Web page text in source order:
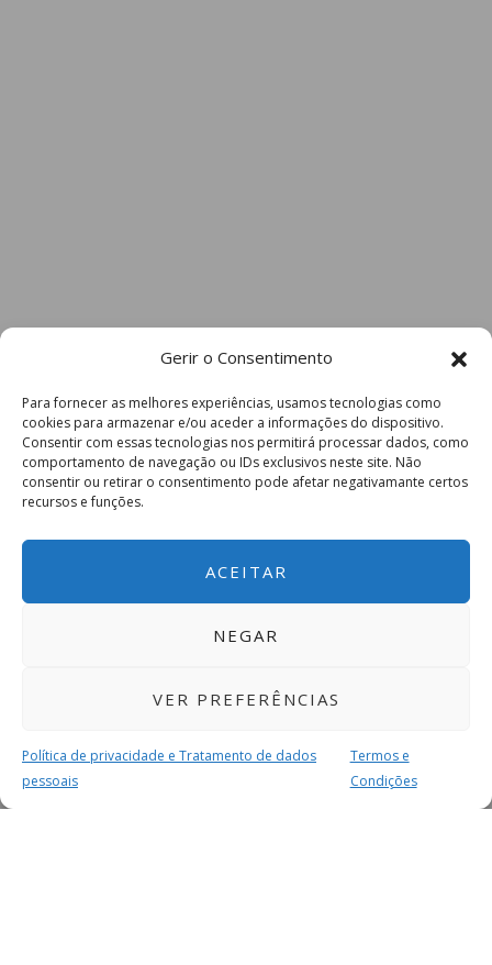
Gerir o Consentimento
Para fornecer as melhores experiências, usamos tecnologias como
cookies para armazenar e/ou aceder a informações do dispositivo.
Consentir com essas tecnologias nos permitirá processar dados, como
comportamento de navegação ou IDs exclusivos neste site. Não
consentir ou retirar o consentimento pode afetar negativamante certos
recursos e funções.
ACEITAR
NEGAR
VER PREFERÊNCIAS
Política de privacidade e Tratamento de dados
pessoais
Termos e
Condições